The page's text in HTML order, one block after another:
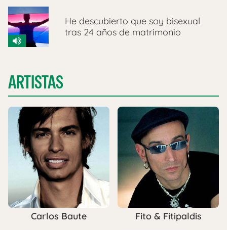
He descubierto que soy bisexual
tras 24 años de matrimonio
ARTISTAS
Carlos Baute Fito & Fitipaldis